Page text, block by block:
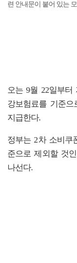
련 안내문이 붙어 있는
오는 9월 22일부터
강보험료를 기준으
지급한다.
정부는 2차 소비쿠
준으로 제외할 것
나선다.